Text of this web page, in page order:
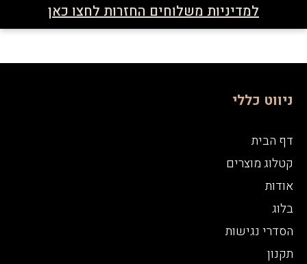
למדיניות משלוחים החזרות לחצו כאן
ניווט כללי
דף הבית
קטלוג מוצרים
אודות
בלוג
הסדרי נגישות
תקנון